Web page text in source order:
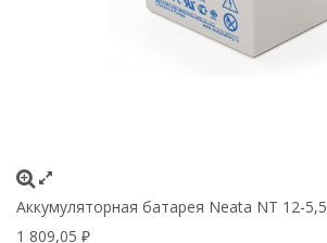
Аккумуляторная батарея Neata NT 12-5,5
1 809,05 ₽